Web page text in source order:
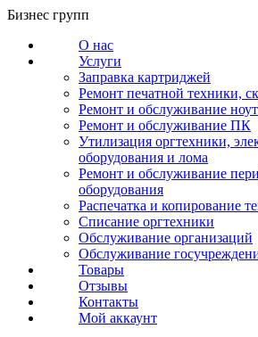
Перейти
содержанию
Бизнес групп
О нас
Услуги
Заправка картриджей
Ремонт печатной техники,
Ремонт и обслуживание
Ремонт и обслуживание ПК
Утилизация оргтехники,
оборудования и лома
Ремонт и обслуживание
оборудования
Распечатка и копирование
Списание оргтехники
Обслуживание организаций
Обслуживание
Товары
Отзывы
Контакты
Мой аккаунт